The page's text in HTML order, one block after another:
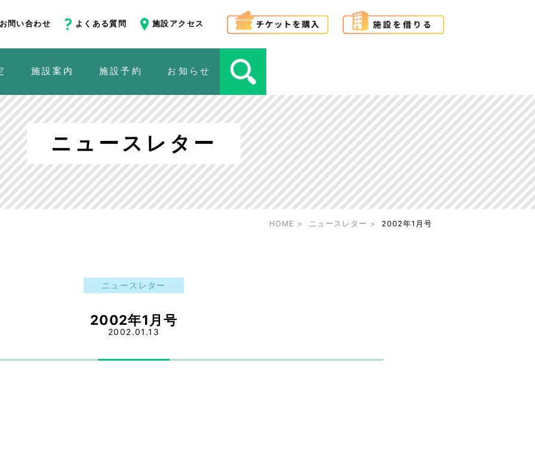
問い合わせ よくある質問 施設アクセス
施設案内 施設予約 お知らせ
ニュースレター
HOME ニュースレター 2002年1月号
ニュースレター
2002年1月号
2002.01.13